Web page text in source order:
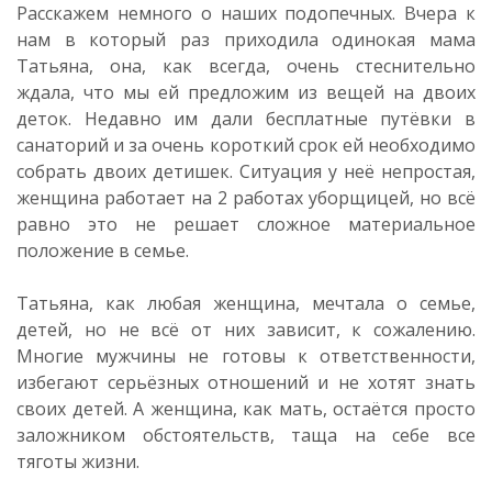
Расскажем немного о наших подопечных. Вчера к
нам в который раз приходила одинокая мама
Татьяна, она, как всегда, очень стеснительно
ждала, что мы ей предложим из вещей на двоих
деток. Недавно им дали бесплатные путёвки в
санаторий и за очень короткий срок ей необходимо
собрать двоих детишек. Ситуация у неё непростая,
женщина работает на 2 работах уборщицей, но всё
равно это не решает сложное материальное
положение в семье.
Татьяна, как любая женщина, мечтала о семье,
детей, но не всё от них зависит, к сожалению.
Многие мужчины не готовы к ответственности,
избегают серьёзных отношений и не хотят знать
своих детей. А женщина, как мать, остаётся просто
заложником обстоятельств, таща на себе все
тяготы жизни.